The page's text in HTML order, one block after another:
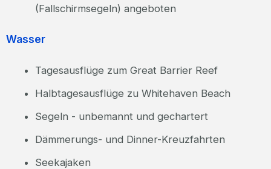
(Fallschirmsegeln) angeboten
Wasser
Tagesausflüge zum Great Barrier Reef
Halbtagesausflüge zu Whitehaven Beach
Segeln - unbemannt und gechartert
Dämmerungs- und Dinner-Kreuzfahrten
Seekajaken